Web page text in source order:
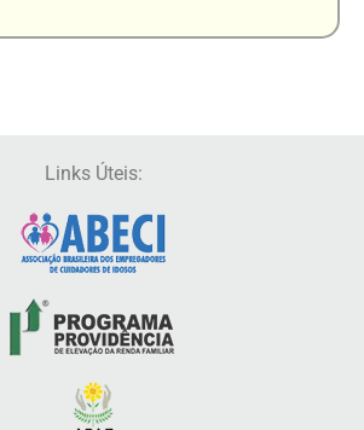
Links Úteis: